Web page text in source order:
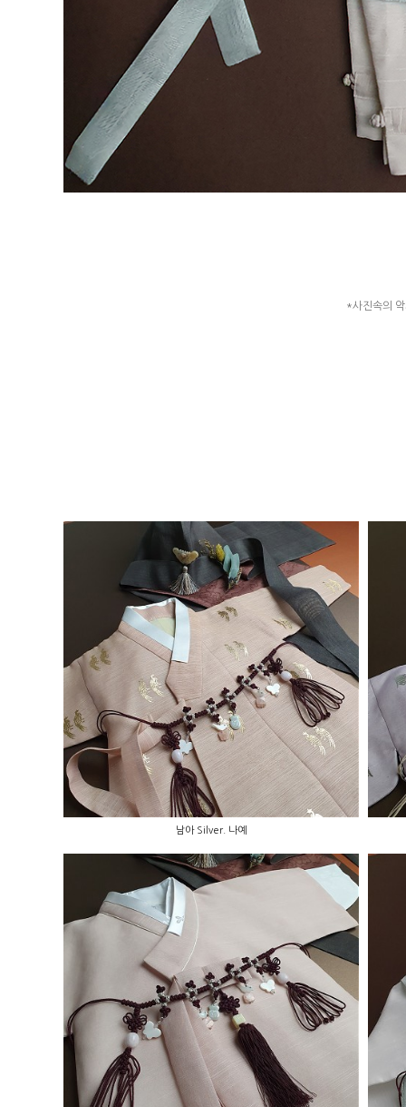
*사진속의
남아 Silver. 나예
남아 Silver. 나예
남아 Silver. 꽃가람